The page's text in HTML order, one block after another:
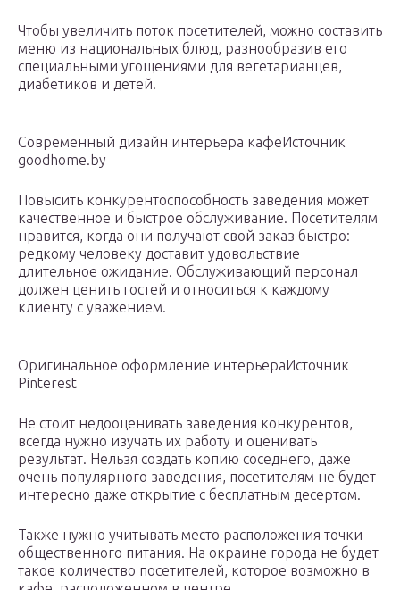
Чтобы увеличить поток посетителей, можно составить
меню из национальных блюд, разнообразив его
специальными угощениями для вегетарианцев,
диабетиков и детей.
Современный дизайн интерьера кафеИсточник
goodhome.by
Повысить конкурентоспособность заведения может
качественное и быстрое обслуживание. Посетителям
нравится, когда они получают свой заказ быстро:
редкому человеку доставит удовольствие
длительное ожидание. Обслуживающий персонал
должен ценить гостей и относиться к каждому
клиенту с уважением.
Оригинальное оформление интерьераИсточник
Pinterest
Не стоит недооценивать заведения конкурентов,
всегда нужно изучать их работу и оценивать
результат. Нельзя создать копию соседнего, даже
очень популярного заведения, посетителям не будет
интересно даже открытие с бесплатным десертом.
Также нужно учитывать место расположения точки
общественного питания. На окраине города не будет
такое количество посетителей, которое возможно в